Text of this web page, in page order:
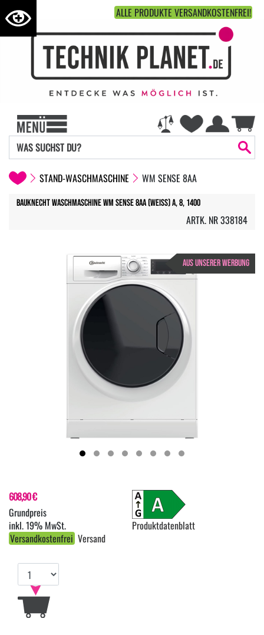
ALLE PRODUKTE VERSANDKOSTENFREI!
STAND-WASCHMASCHINE WM SENSE 8AA
Bauknecht Waschmaschine WM Sense 8AA (weiss) A, 8, 1400
ARTK. NR 338184
AUS UNSERER WERBUNG
608,90 €
inkl. 19% MwSt.
Versandkostenfrei Versand
Produktdatenblatt